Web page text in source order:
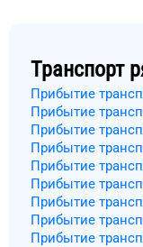
Транспорт
Прибытие
Прибытие
Прибытие
Прибытие
Прибытие
Прибытие
Прибытие
Прибытие
Прибытие